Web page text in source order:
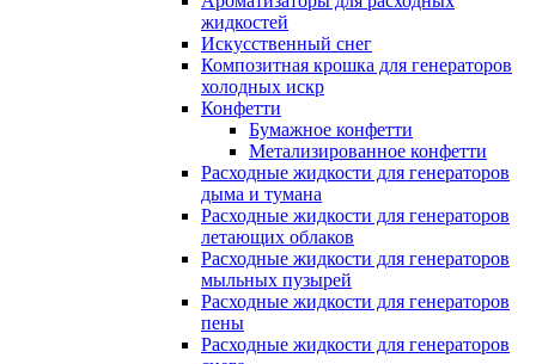
жидкостей
Искусственный снег
Композитная крошка для генераторов
холодных искр
Конфетти
Бумажное конфетти
Метализированное конфетти
Расходные жидкости для генераторов
дыма и тумана
Расходные жидкости для генераторов
летающих облаков
Расходные жидкости для генераторов
мыльных пузырей
Расходные жидкости для генераторов
пены
Расходные жидкости для генераторов